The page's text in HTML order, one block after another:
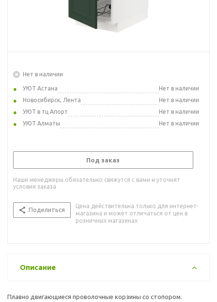
Нет в наличии
УЮТ Астана
Нет в наличии
Новосибирск, Лента
Нет в наличии
УЮТ в тц Апорт
Нет в наличии
УЮТ Алматы
Нет в наличии
Под заказ
Наши менеджеры обязательно свяжутся с вами и уточнят
условия заказа
Поделиться
Цена действительна только для интернет-
магазина и может отличаться от цен в
розничных магазинах
Описание
Плавно двигающиеся проволочные корзины со стопором.